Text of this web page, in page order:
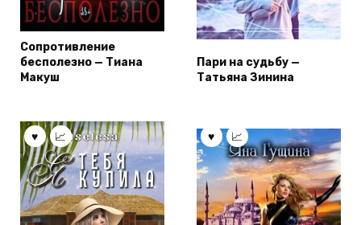
Сопротивление
бесполезно — Тиана
Макуш
Пари на судьбу —
Татьяна Зинина